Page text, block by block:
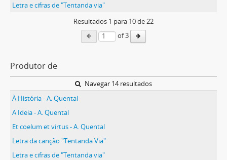
Letra e cifras de "Tentanda via"
Resultados 1 para 10de 22
of 3
Produtor de
Navegar 14 resultados
À História - A. Quental
A Ideia - A. Quental
Et coelum et virtus - A. Quental
Letra da canção "Tentanda Via"
Letra e cifras de "Tentanda via"